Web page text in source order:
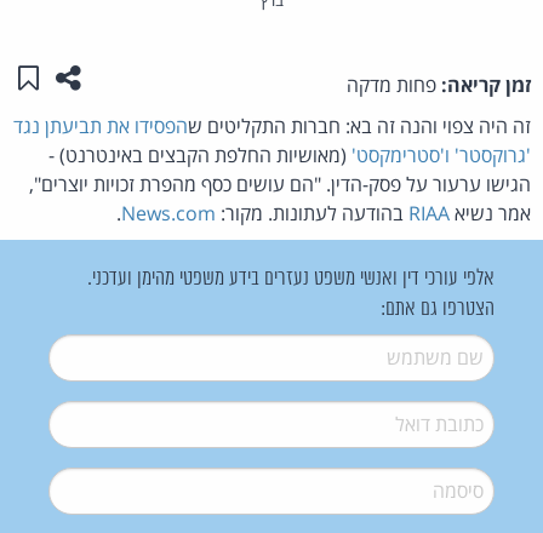
זמן קריאה: פחות מדקה שתפו
זה היה צפוי והנה זה בא: חברות התקליטים שהפסידו את תביעתן נגד
'גרוקסטר' ו'סטרימקסט' (מאושיות החלפת הקבצים באינטרנט) -
הגישו ערעור על פסק-הדין. "הם עושים כסף מהפרת זכויות יוצרים",
אמר נשיאRIAA בהודעה לעתונות. מקור: News.com
.
אלפי עורכי דין ואנשי משפט נעזרים בידע משפטי מהימן ועדכני.
הצטרפו גם אתם:
שם משתמש*
דואל*
סיסמה*